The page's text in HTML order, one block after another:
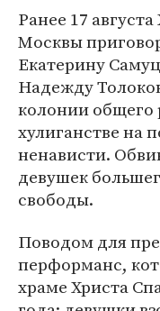
Ранее 17
Москвы
Екатерину
Надежду
колонии
хулиганстве на
ненависти.
девушек
свободы.
Поводом для
перформанс,
храме Христа